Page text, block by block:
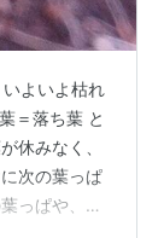
よいよ枯れ
＝落ち葉 と
休みなく、
次の葉っぱ
っぱや、柿